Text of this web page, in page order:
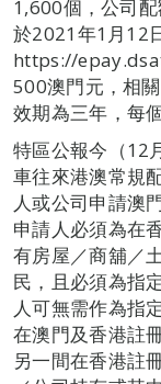
1,600個，公司
於2021年1月12
https://
500澳門元，相
效期為三年，每
特區公報今（12
車往來港澳常規
人或公司申請澳
申請人必須為在
有房屋／商舖／
民，且必須為指
人可無需作為指
在澳門及香港註
另一間在香港註